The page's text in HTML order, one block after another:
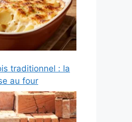
traditionnel : la
au four